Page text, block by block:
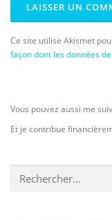
Ce site utilise Akismet
façon dont les données
Vous pouvez aussi me
Et je contribue